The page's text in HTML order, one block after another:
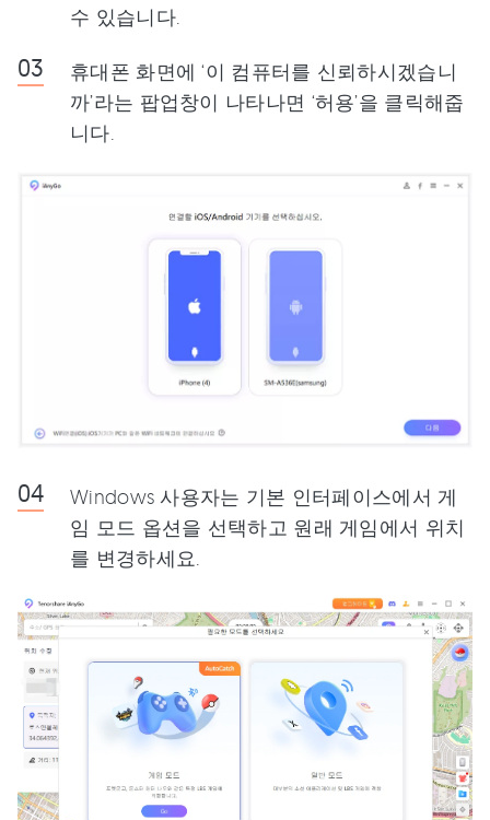
수 있습니다.
휴대폰 화면에 ‘이 컴퓨터를 신뢰하시겠습니
까’라는 팝업창이 나타나면 ‘허용’을 클릭해줍
니다.
Windows 사용자는 기본 인터페이스에서 게
임 모드 옵션을 선택하고 원래 게임에서 위치
를 변경하세요.